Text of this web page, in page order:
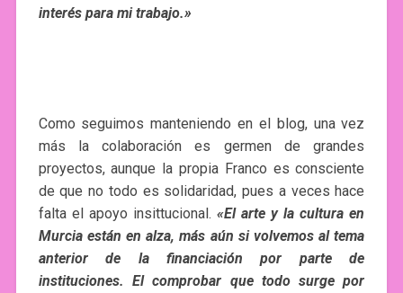
interés para mi trabajo.»
Como seguimos manteniendo en el blog, una vez
más la colaboración es germen de grandes
proyectos, aunque la propia Franco es consciente
de que no todo es solidaridad, pues a veces hace
falta el apoyo insittucional. «El arte y la cultura en
Murcia están en alza, más aún si volvemos al tema
anterior de la financiación por parte de
instituciones. El comprobar que todo surge por